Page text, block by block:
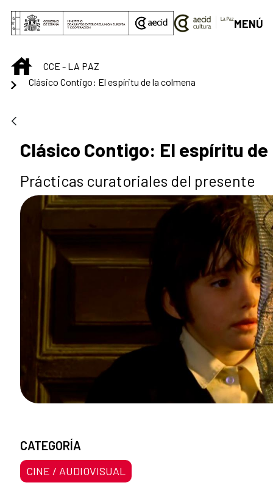
Saltar al contenido principal
MENÚ
INICIOCCE - LA PAZ
Clásico Contigo: El espíritu de la colmena
Clásico Contigo: El espíritu
Prácticas curatoriales del presente
CATEGORÍA
CINE / AUDIOVISUAL